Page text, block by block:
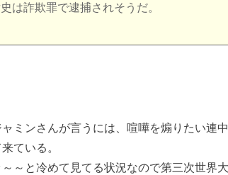
は詐欺罪で逮捕されそうだ。
ミンさんが言うには、喧嘩を煽りたい連
ている。
～と冷めて見てる状況なので第三次世界